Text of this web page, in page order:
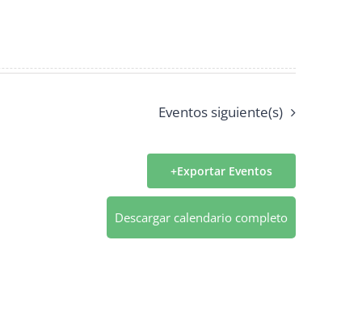
Eventossiguiente(s)
Exportar Eventos
Descargar calendario completo